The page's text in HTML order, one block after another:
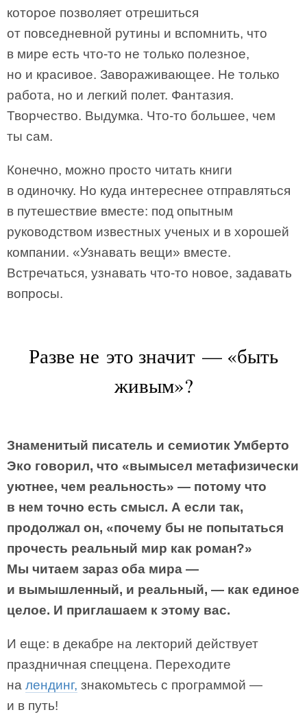
которое позволяет отрешиться
от повседневной рутины и вспомнить, что
в мире есть что-то не только полезное,
но и красивое. Завораживающее. Не только
работа, но и легкий полет. Фантазия.
Творчество. Выдумка. Что-то большее, чем
ты сам.
Конечно, можно просто читать книги
в одиночку. Но куда интереснее отправляться
в путешествие вместе: под опытным
руководством известных ученых и в хорошей
компании. «Узнавать вещи» вместе.
Встречаться, узнавать что-то новое, задавать
вопросы.
Разве не это значит — «быть
живым»?
Знаменитый писатель и семиотик Умберто
Эко говорил, что «вымысел метафизически
уютнее, чем реальность» — потому что
в нем точно есть смысл. А если так,
продолжал он, «почему бы не попытаться
прочесть реальный мир как роман?»
Мы читаем зараз оба мира —
и вымышленный, и реальный, — как единое
целое. И приглашаем к этому вас.
И еще: в декабре на лекторий действует
праздничная спеццена. Переходите
на лендинг, знакомьтесь с программой —
и в путь!